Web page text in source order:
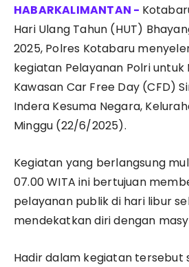
Hari Ulang Tahun (HUT)
2025, Polres Kotabaru
kegiatan Pelayanan Polri
Kawasan Car Free Day (CFD)
Indera Kesuma Negara,
Minggu (22/6/2025).
Kegiatan yang berlangsung
07.00 WITA ini bertujuan
pelayanan publik di hari libur
mendekatkan diri dengan
Hadir dalam kegiatan tersebut